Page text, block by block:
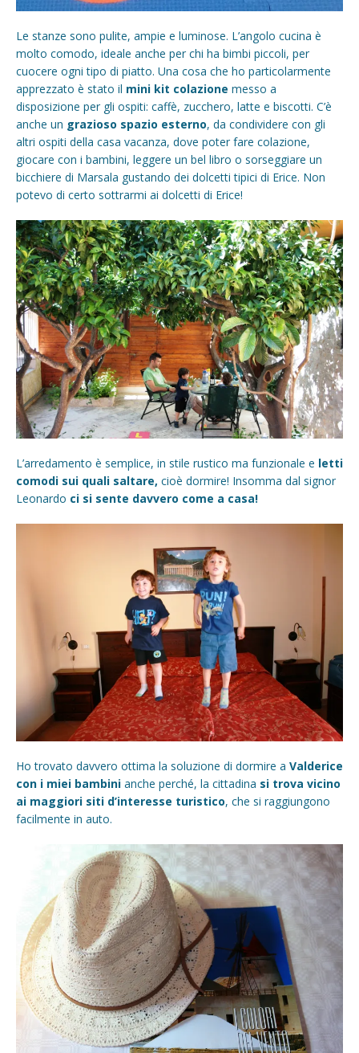
Le stanze sono pulite, ampie e luminose. L’angolo cucina è
molto comodo, ideale anche per chi ha bimbi piccoli, per
cuocere ogni tipo di piatto. Una cosa che ho particolarmente
apprezzato è stato il mini kit colazione messo a
disposizione per gli ospiti: caffè, zucchero, latte e biscotti. C’è
anche un grazioso spazio esterno, da condividere con gli
altri ospiti della casa vacanza, dove poter fare colazione,
giocare con i bambini, leggere un bel libro o sorseggiare un
bicchiere di Marsala gustando dei dolcetti tipici di Erice. Non
potevo di certo sottrarmi ai dolcetti di Erice!
L’arredamento è semplice, in stile rustico ma funzionale e letti
comodi sui quali saltare, cioè dormire! Insomma dal signor
Leonardo ci si sente davvero come a casa!
Ho trovato davvero ottima la soluzione di dormire a Valderice
con i miei bambini anche perché, la cittadina si trova vicino
ai maggiori siti d’interesse turistico, che si raggiungono
facilmente in auto.